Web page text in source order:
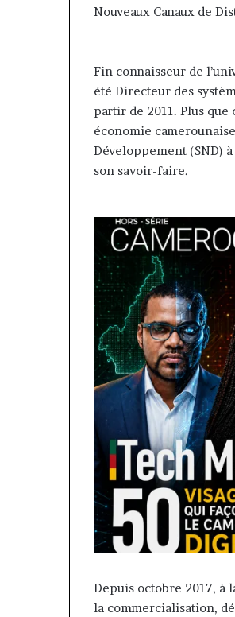
Nouveaux Canaux de
Fin connaisseur de
été Directeur des
partir de 2011. Plus
économie
Développement (SND)
son savoir-faire.
Depuis octobre 2017, à
la commercialisation,